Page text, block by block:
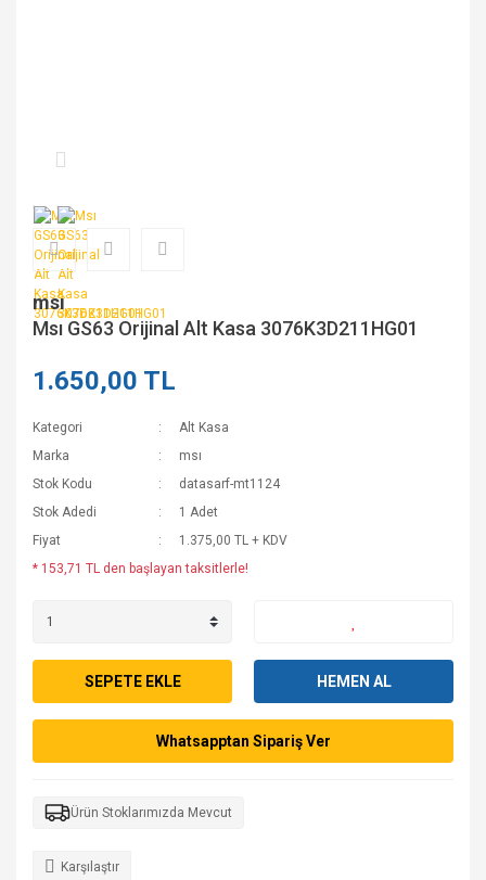
msı
Msı GS63 Orijinal Alt Kasa 3076K3D211HG01
1.650,00 TL
Kategori
Alt Kasa
Marka
msı
Stok Kodu
datasarf-mt1124
Stok Adedi
1 Adet
Fiyat
1.375,00 TL + KDV
* 153,71 TL den başlayan taksitlerle!
SEPETE EKLE HEMEN AL
Whatsapptan Sipariş Ver
Ürün Stoklarımızda Mevcut
Karşılaştır